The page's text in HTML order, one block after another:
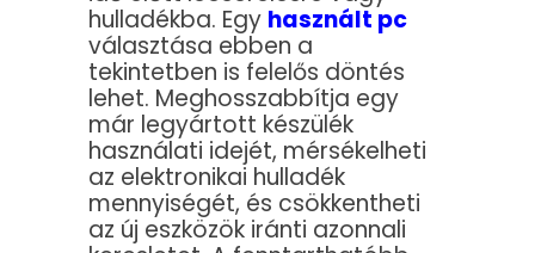
hulladékba. Egy használt pc
választása ebben a
tekintetben is felelős döntés
lehet. Meghosszabbítja egy
már legyártott készülék
használati idejét, mérsékelheti
az elektronikai hulladék
mennyiségét, és csökkentheti
az új eszközök iránti azonnali